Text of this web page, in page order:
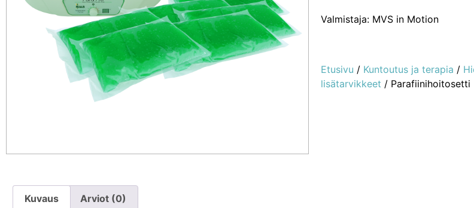
Valmistaja: MVS in Motion
Etusivu / Kuntoutus ja terapia /
lisätarvikkeet / Parafiinihoitosetti
Kuvaus Arviot (0)